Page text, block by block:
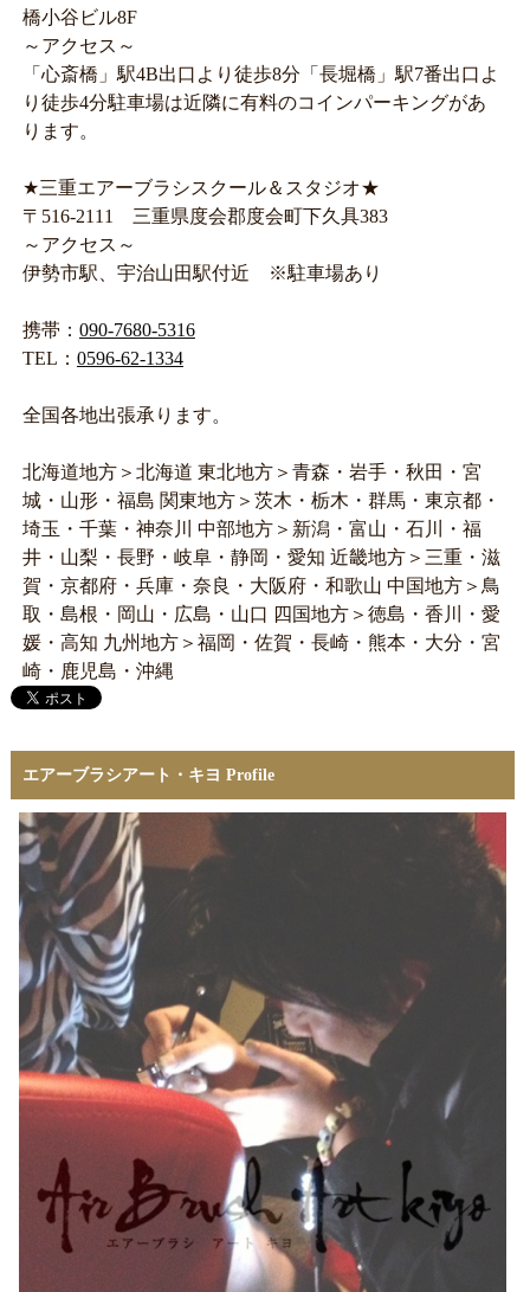
橋小谷ビル8F
～アクセス～
「心斎橋」駅4B出口より徒歩8分「長堀橋」駅7番出口よ
り徒歩4分駐車場は近隣に有料のコインパーキングがあ
ります。
★三重エアーブラシスクール＆スタジオ★
〒516-2111 三重県度会郡度会町下久具383
～アクセス～
伊勢市駅、宇治山田駅付近 ※駐車場あり
携帯： 090-7680-5316
TEL： 0596-62-1334
全国各地出張承ります。
北海道地方＞北海道 東北地方＞青森・岩手・秋田・宮
城・山形・福島 関東地方＞茨木・栃木・群馬・東京都・
埼玉・千葉・神奈川 中部地方＞新潟・富山・石川・福
井・山梨・長野・岐阜・静岡・愛知 近畿地方＞三重・滋
賀・京都府・兵庫・奈良・大阪府・和歌山 中国地方＞鳥
取・島根・岡山・広島・山口 四国地方＞徳島・香川・愛
媛・高知 九州地方＞福岡・佐賀・長崎・熊本・大分・宮
崎・鹿児島・沖縄
エアーブラシアート・キヨ Profile